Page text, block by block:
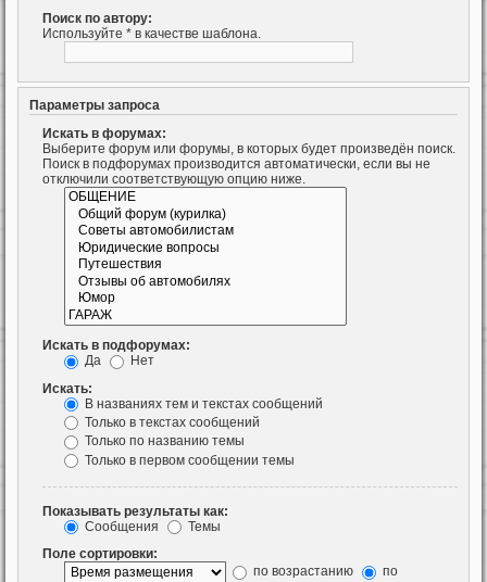
Поиск по автору:
Используйте * в качестве шаблона.
Параметры запроса
Искать в форумах:
Выберите форум или форумы, в которых будет произведён поиск.
Поиск в подфорумах производится автоматически, если вы не
отключили соответствующую опцию ниже.
Искать в подфорумах:
Да
Нет
Искать:
В названиях тем и текстах сообщений
Только в текстах сообщений
Только по названию темы
Только в первом сообщении темы
Показывать результаты как:
Сообщения
Темы
Поле сортировки:
по возрастанию
по